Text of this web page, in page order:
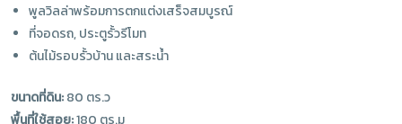
พูลวิลล่าพร้อมการตกแต่งเสร็จสมบูรณ์
ที่จอดรถ, ประตูรั้วรีโมท
ต้นไม้รอบรั้วบ้าน และสระน้ำ
ขนาดที่ดิน:80 ตร.ว
พื้นที่ใช้สอย:180 ตร.ม